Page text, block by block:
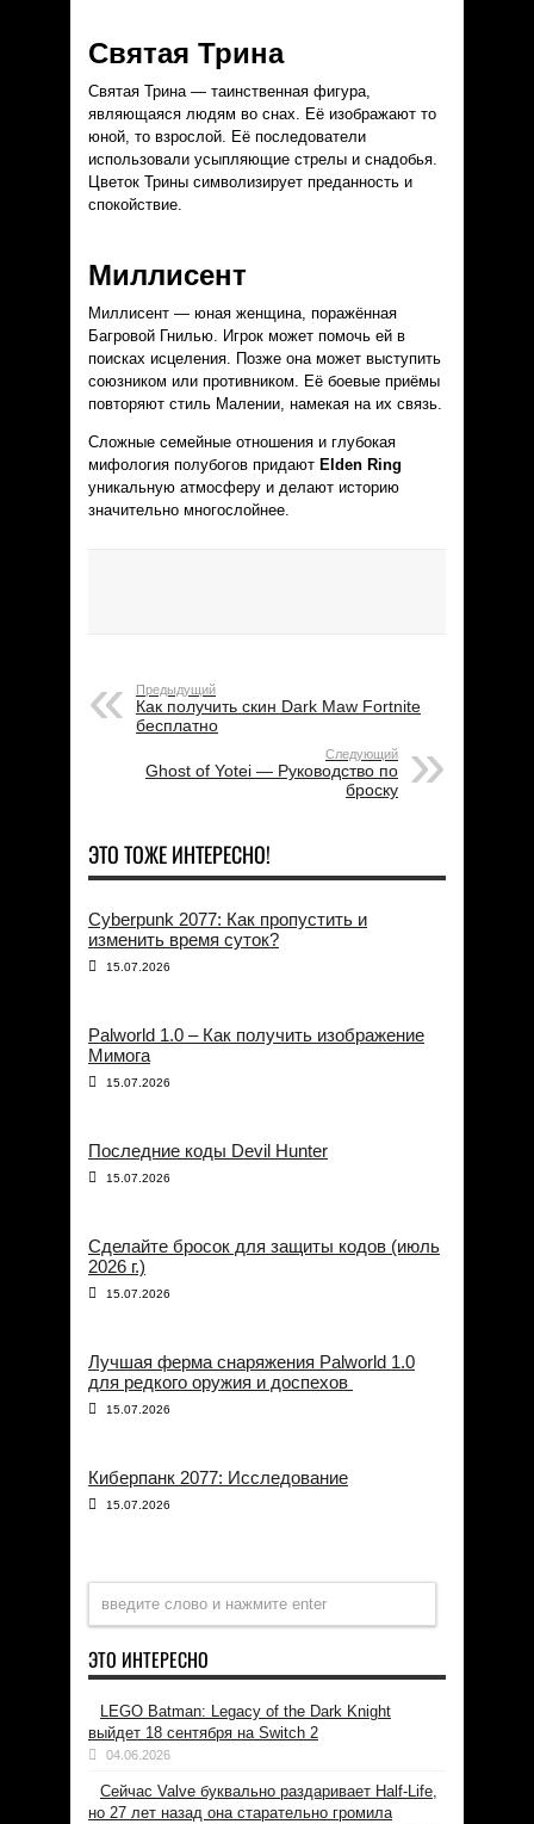
Святая Трина
Святая Трина — таинственная фигура,
являющаяся людям во снах. Её изображают то
юной, то взрослой. Её последователи
использовали усыпляющие стрелы и снадобья.
Цветок Трины символизирует преданность и
спокойствие.
Миллисент
Миллисент — юная женщина, поражённая
Багровой Гнилью. Игрок может помочь ей в
поисках исцеления. Позже она может выступить
союзником или противником. Её боевые приёмы
повторяют стиль Малении, намекая на их связь.
Сложные семейные отношения и глубокая
мифология полубогов придают Elden Ring
уникальную атмосферу и делают историю
значительно многослойнее.
Предыдущий
Как получить скин Dark Maw Fortnite
бесплатно
Следующий
Ghost of Yotei — Руководство по
броску
ЭТО ТОЖЕ ИНТЕРЕСНО!
Cyberpunk 2077: Как пропустить и
изменить время суток?
15.07.2026
Palworld 1.0 – Как получить изображение
Мимога
15.07.2026
Последние коды Devil Hunter
15.07.2026
Сделайте бросок для защиты кодов (июль
2026 г.)
15.07.2026
Лучшая ферма снаряжения Palworld 1.0
для редкого оружия и доспехов
15.07.2026
Киберпанк 2077: Исследование
15.07.2026
ЭТО ИНТЕРЕСНО
LEGO Batman: Legacy of the Dark Knight
выйдет 18 сентября на Switch 2
04.06.2026
Сейчас Valve буквально раздаривает Half-Life,
но 27 лет назад она старательно громила